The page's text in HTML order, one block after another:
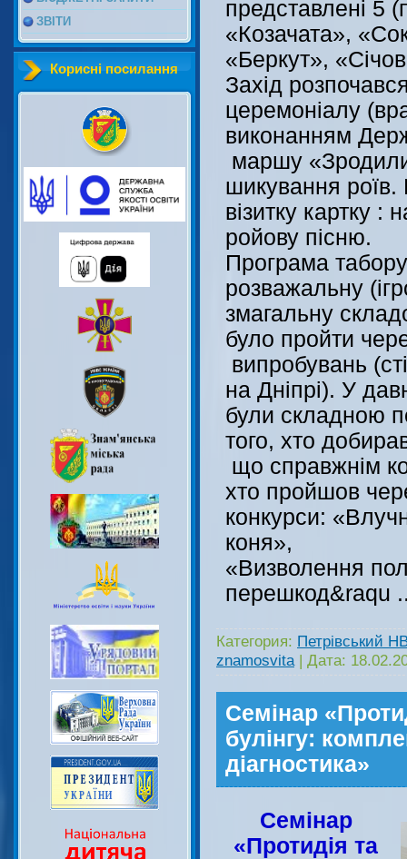
ЗВІТИ
Корисні посилання
представлені 5
«Козачата»,
«Беркут»,
Захід
церемоніалу
виконанням
маршу
шикування
візитку картку :
ройову пісню.
Програма
розважальну
змагальну
було пройти
випробувань
на Дніпрі). У
були складною
того, хто
що справжнім
хто пройшов
конкурси:
коня»,
«Визволення
перешкод&raqu
Категория: Петрівський
znamosvita | Дата:
Семінар
булінгу:
діагностика»
Семінар
«Протидія та